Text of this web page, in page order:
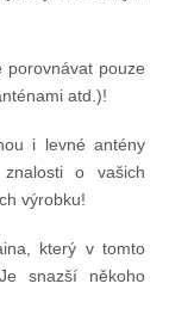
pouze
atd.)!
i levné antény
o vašich
výrobku!
který v tomto
snazší někoho